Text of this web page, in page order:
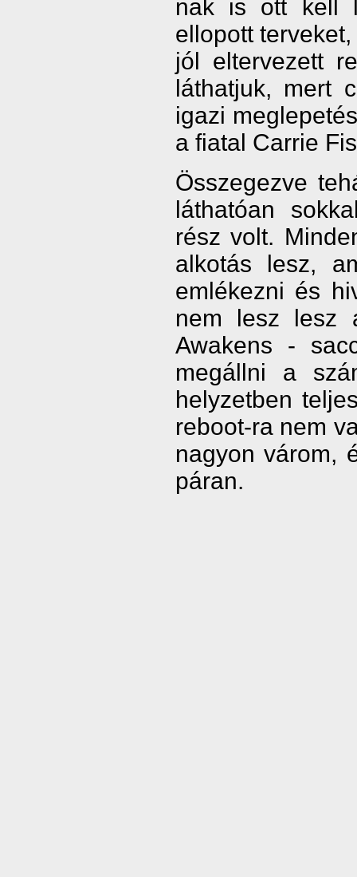
nak is ott kell
ellopott
jól eltervezett
láthatjuk, mert
igazi
a fiatal Carrie
Összegezve
láthatóan
rész volt.
alkotás lesz,
emlékezni és
nem lesz lesz
Awakens -
megállni a
helyzetben
reboot-ra nem
nagyon várom,
páran.